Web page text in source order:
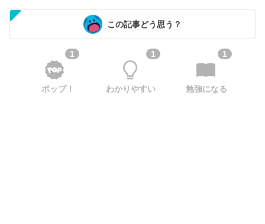
この記事どう思う？
1
ポップ！
1
わかりやすい
1
勉強になる